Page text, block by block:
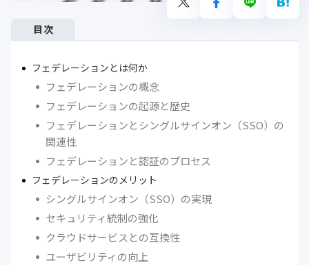
目次
フェデレーションとは何か
フェデレーションの概念
フェデレーションの起源と歴史
フェデレーションとシングルサインオン（SSO）の
関連性
フェデレーションと認証のプロセス
フェデレーションのメリット
シングルサインオン（SSO）の実現
セキュリティ統制の強化
クラウドサービスとの互換性
ユーザビリティの向上